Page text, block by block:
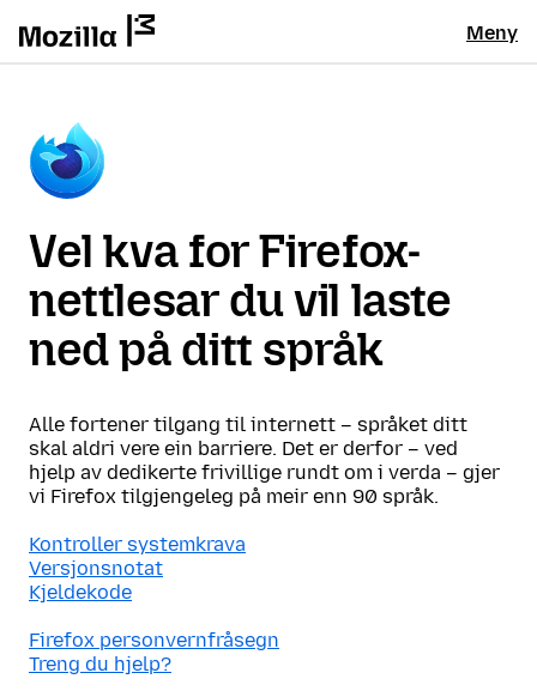
Meny
Vel kva for Firefox-
nettlesar du vil laste
ned på ditt språk
Alle fortener tilgang til internett – språket ditt
skal aldri vere ein barriere. Det er derfor – ved
hjelp av dedikerte frivillige rundt om i verda – gjer
vi Firefox tilgjengeleg på meir enn 90 språk.
Kontroller systemkrava
Versjonsnotat
Kjeldekode
Firefox personvernfråsegn
Treng du hjelp?